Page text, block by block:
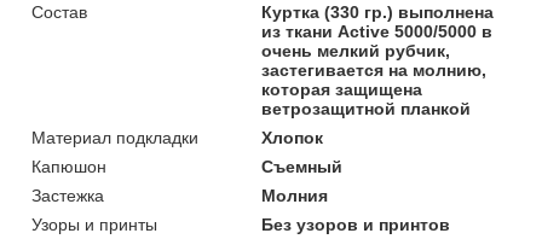
Состав
Куртка (330 гр.) выполнена
из ткани Active 5000/5000 в
очень мелкий рубчик,
застегивается на молнию,
которая защищена
ветрозащитной планкой
Материал подкладки
Хлопок
Капюшон
Съемный
Застежка
Молния
Узоры и принты
Без узоров и принтов